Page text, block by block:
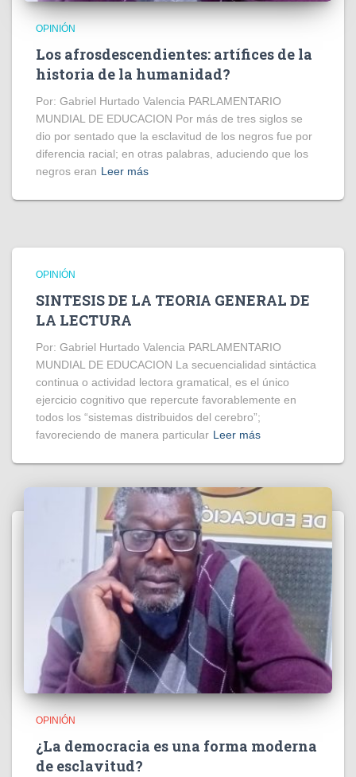
OPINIÓN
Los afrosdescendientes: artífices de la
historia de la humanidad?
Por: Gabriel Hurtado Valencia PARLAMENTARIO
MUNDIAL DE EDUCACION Por más de tres siglos se
dio por sentado que la esclavitud de los negros fue por
diferencia racial; en otras palabras, aduciendo que los
negros eran Leer más
OPINIÓN
SINTESIS DE LA TEORIA GENERAL DE
LA LECTURA
Por: Gabriel Hurtado Valencia PARLAMENTARIO
MUNDIAL DE EDUCACION La secuencialidad sintáctica
continua o actividad lectora gramatical, es el único
ejercicio cognitivo que repercute favorablemente en
todos los “sistemas distribuidos del cerebro”;
favoreciendo de manera particular Leer más
OPINIÓN
¿La democracia es una forma moderna
de esclavitud?